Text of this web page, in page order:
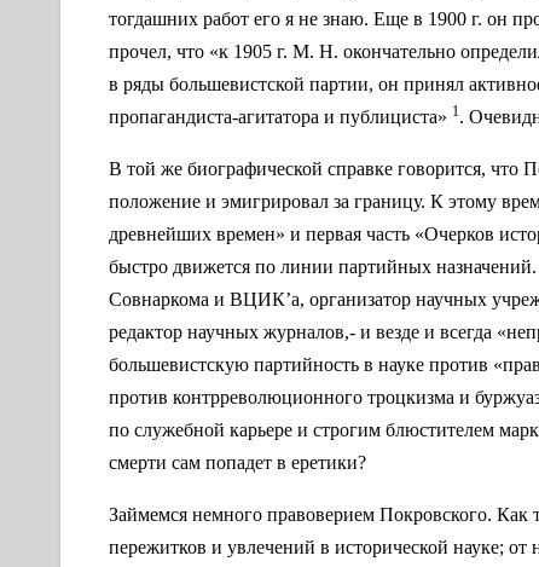
тогдашних работ его я не знаю. Еще в 1900 г. он
прочел, что «к 1905 г. М. Н. окончательно
в ряды большевистской партии, он принял
пропагандиста-агитатора и публициста» 1.
В той же биографической справке говорится, что
положение и эмигрировал за границу. К этому
древнейших времен» и первая часть «Очерков
быстро движется по линии партийных
Совнаркома и ВЦИК’а, организатор научных
редактор научных журналов,- и везде и всегда
большевистскую партийность в науке против
против контрреволюционного троцкизма и
по служебной карьере и строгим блюстителем
смерти сам попадет в еретики?
Займемся немного правоверием Покровского. Как
пережитков и увлечений в исторической науке;